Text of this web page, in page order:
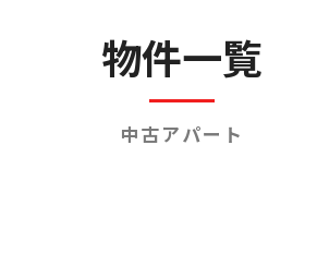
売買・運用総合サポート
物件一覧
中古アパート